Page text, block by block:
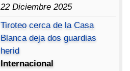
22 Diciembre 2025
Tiroteo cerca de la Casa
Blanca deja dos guardias
herid
Internacional